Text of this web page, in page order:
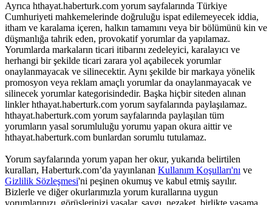
Ayrıca hthayat.haberturk.com yorum sayfalarında Türkiye
Cumhuriyeti mahkemelerinde doğruluğu ispat edilemeyecek iddia,
itham ve karalama içeren, halkın tamamını veya bir bölümünü kin ve
düşmanlığa tahrik eden, provokatif yorumlar da yapılamaz.
Yorumlarda markaların ticari itibarını zedeleyici, karalayıcı ve
herhangi bir şekilde ticari zarara yol açabilecek yorumlar
onaylanmayacak ve silinecektir. Aynı şekilde bir markaya yönelik
promosyon veya reklam amaçlı yorumlar da onaylanmayacak ve
silinecek yorumlar kategorisindedir. Başka hiçbir siteden alınan
linkler hthayat.haberturk.com yorum sayfalarında paylaşılamaz.
hthayat.haberturk.com yorum sayfalarında paylaşılan tüm
yorumların yasal sorumluluğu yorumu yapan okura aittir ve
hthayat.haberturk.com bunlardan sorumlu tutulamaz.
Yorum sayfalarında yorum yapan her okur, yukarıda belirtilen
kuralları, Haberturk.com’da yayınlanan Kullanım Koşulları'nı ve
Gizlilik Sözleşmesi'ni peşinen okumuş ve kabul etmiş sayılır.
Bizlerle ve diğer okurlarımızla yorum kurallarına uygun